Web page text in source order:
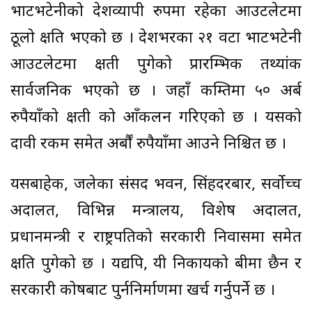
भाटभटेनीको देशव्यापी रुपमा रहेका आउटलेटमा
ठूलो क्षति भएको छ । देशभरका २१ वटा भाटभटेनी
आउटलेटमा क्षती पुगेको प्रारम्भिक तथ्यांक
सार्वजनिक भएको छ । जहाँ कम्तिमा ५० अर्ब
रुपैयाँको क्षती को आँकलन गरिएको छ । यसको
दावी रकम समेत अर्बौं रुपैयाँमा आउने निश्चित छ ।
यसबाहेक, जलेका संसद भवन, सिंहदरबार, सर्वोच्च
अदालत, विभिन्न मन्त्रालय, विशेष अदालत,
प्रधानमन्त्री र राष्ट्रपतिको सरकारी निवासमा समेत
क्षति पुगेको छ । यद्यपि, यी निकायको बीमा छैन र
सरकारी कोषबाट पुर्ननिर्माणमा खर्च गर्नुपर्ने छ ।